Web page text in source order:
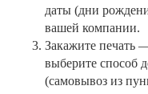
даты (дни
вашей компании.
Закажите печать —
выберите способ
(самовывоз из